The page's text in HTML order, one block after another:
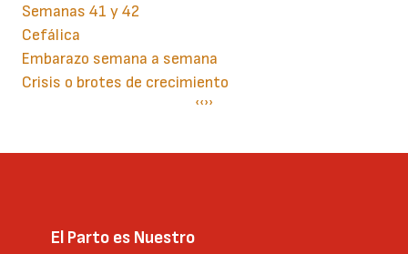
Semanas 41 y 42
Cefálica
Embarazo semana a semana
Crisis o brotes de crecimiento
Página
‹‹Siguiente
››
El Parto es Nuestro